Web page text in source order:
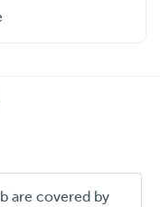
are covered by